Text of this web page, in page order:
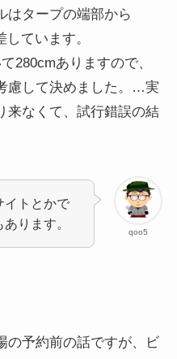
はタープの端部から
ています。
280cmありますので、
慮して決めました。…実
来なくて、試行錯誤の結
qoo5
イトとかで
ります。
の予約前の話ですが、ビ